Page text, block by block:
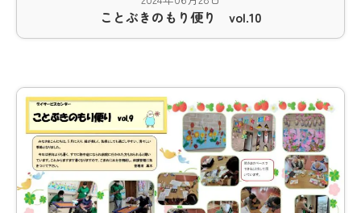
ことぶきのもり便り vol.10